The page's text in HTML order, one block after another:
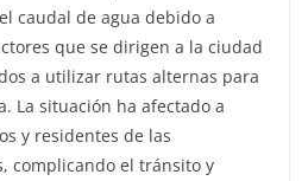
caudal de agua debido a
que se dirigen a la ciudad
a utilizar rutas alternas para
La situación ha afectado a
y residentes de las
complicando el tránsito y